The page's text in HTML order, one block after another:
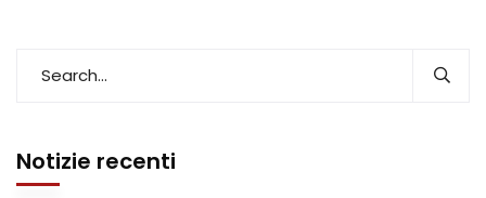
Notizie recenti